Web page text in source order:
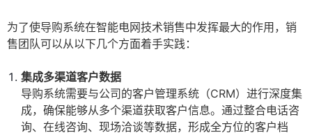
为了使导购系统在智能电网技术销售中发挥最大的作用，销
售团队可以从以下几个方面着手实践：
集成多渠道客户数据
导购系统需要与公司的客户管理系统（CRM）进行深度集
成，确保能够从多个渠道获取客户信息。通过整合电话咨
询、在线咨询、现场洽谈等数据，形成全方位的客户档